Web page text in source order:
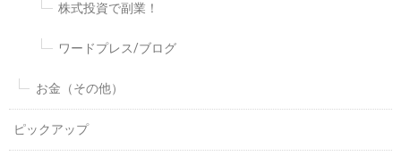
株式投資で副業！
ワードプレス/ブログ
お金（その他）
ピックアップ